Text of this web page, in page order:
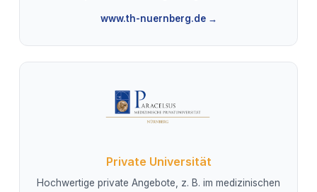
www.th-nuernberg.de →
Private Universität
Hochwertige private Angebote, z. B. im medizinischen